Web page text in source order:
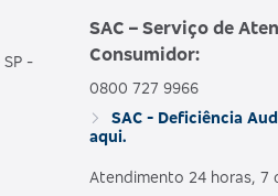
-
SAC – Serviço de
Consumidor:
0800 727 9966
SAC - Deficiência
aqui.
Atendimento 24 horas, 7